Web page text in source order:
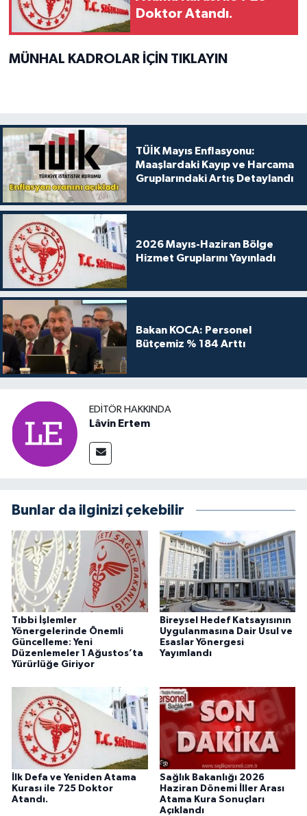
Doktor Atandı.
MÜNHAL KADROLAR İÇİN TIKLAYIN
TÜİK Mayıs Enflasyonu:
Maaşlardaki Kayıp ve Harcama
Gruplarındaki Artış Detaylandı
2026 Mayıs-Haziran Bölge
Hizmet Gruplarını Yayınladı
Bakan KOCA: Personel
Bütçemiz % 184 Arttı
EDITÖR HAKKINDA
Lâvin Ertem
Bunlar da ilginizi çekebilir
Tıbbi İşlemler
Yönergelerinde Önemli
Güncelleme: Yeni
Düzenlemeler 1 Ağustos’ta
Yürürlüğe Giriyor
Bireysel Hedef Katsayısının
Uygulanmasına Dair Usul ve
Esaslar Yönergesi
Yayımlandı
İlk Defa ve Yeniden Atama
Kurası ile 725 Doktor
Atandı.
Sağlık Bakanlığı 2026
Haziran Dönemi İller Arası
Atama Kura Sonuçları
Açıklandı